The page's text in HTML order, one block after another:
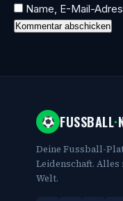
Name, E-Mail-
FUSSBALL·
Deine Fussball-
Leidenschaft.
Welt.